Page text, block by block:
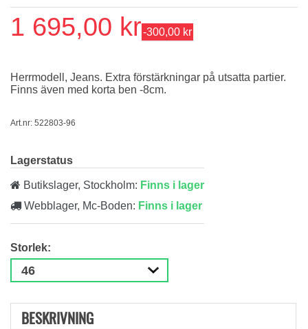
1 695,00 kr-300,00 kr
Herrmodell, Jeans. Extra förstärkningar på utsatta partier.
Finns även med korta ben -8cm.
Art.nr: 522803-96
Lagerstatus
Butikslager, Stockholm: Finns i lager
Webblager, Mc-Boden: Finns i lager
Storlek:
BESKRIVNING